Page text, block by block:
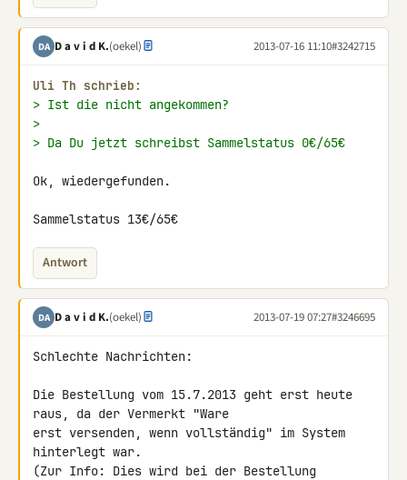
DA D a v i d K.(oekel) 2013-07-16 11:10#3242715
Uli Th schrieb:
> Ist die nicht angekommen?
>
> Da Du jetzt schreibst Sammelstatus 0€/65€
Ok, wiedergefunden.
Sammelstatus 13€/65€
Antwort
DA D a v i d K.(oekel) 2013-07-19 07:27#3246695
Schlechte Nachrichten:
Die Bestellung vom 15.7.2013 geht erst heute
raus, da der Vermerkt "Ware
erst versenden, wenn vollständig" im System
hinterlegt war.
(Zur Info: Dies wird bei der Bestellung